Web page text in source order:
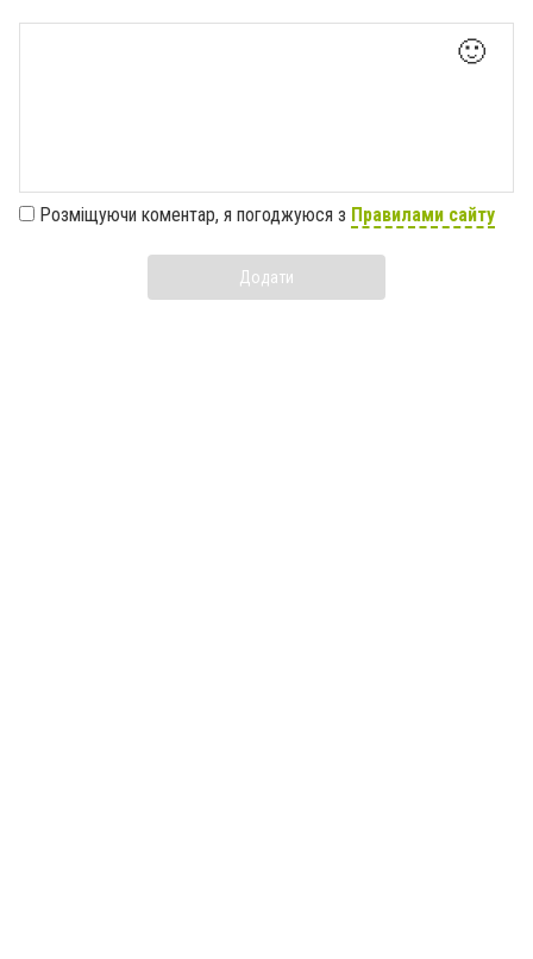
🙂
Розміщуючи коментар, я погоджуюся з Правилами сайту
Додати